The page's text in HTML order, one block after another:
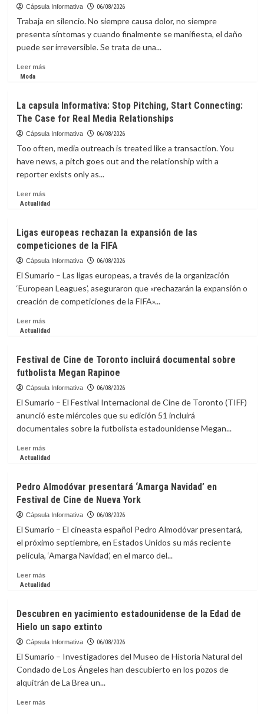
tu
Cápsula Informativa 06/08/2026
Trabaja en silencio. No siempre causa dolor, no siempre
presenta síntomas y cuando finalmente se manifiesta, el daño
puede ser irreversible. Se trata de una...
Leer másLeer
Capsula
Informativa:
enfermedad
silenciosa
que
puede
destruir
hígado
señales
Moda
La capsula Informativa: Stop Pitching, Start Connecting:
The Case for Real Media Relationships
Cápsula Informativa 06/08/2026
Too often, media outreach is treated like a transaction. You
have news, a pitch goes out and the relationship with a
reporter exists only as...
Leer másLeer
más
capsula
Informativa:
Stop
Pitching,
Connecting:
The
for
Relationships
Actualidad
Ligas europeas rechazan la expansión de las
competiciones de la FIFA
Cápsula Informativa 06/08/2026
El Sumario – Las ligas europeas, a través de la organización
‘European Leagues’, aseguraron que «rechazarán la expansión o
creación de competiciones de la FIFA»...
Leer másLeer
más
europeas
rechazan
la
expansión
las
competiciones
la
Actualidad
Festival de Cine de Toronto incluirá documental sobre
futbolista Megan Rapinoe
Cápsula Informativa 06/08/2026
El Sumario – El Festival Internacional de Cine de Toronto (TIFF)
anunció este miércoles que su edición 51 incluirá
documentales sobre la futbolista estadounidense Megan...
Leer másLeer
más
de
Cine
de
Toronto
documental
sobre
Megan
Actualidad
Pedro Almodóvar presentará ‘Amarga Navidad’ en
Festival de Cine de Nueva York
Cápsula Informativa 06/08/2026
El Sumario – El cineasta español Pedro Almodóvar presentará,
el próximo septiembre, en Estados Unidos su más reciente
película, ‘Amarga Navidad’, en el marco del...
Leer másLeer
más
Almodóvar
presentará
‘Amarga
Navidad’
Festival
de
Actualidad
Descubren en yacimiento estadounidense de la Edad de
Hielo un sapo extinto
Cápsula Informativa 06/08/2026
El Sumario – Investigadores del Museo de Historia Natural del
Condado de Los Ángeles han descubierto en los pozos de
alquitrán de La Brea un...
Leer másLeer